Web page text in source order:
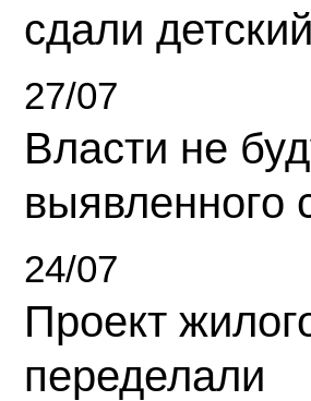
сдали
27/07
Власти не
выявленного
24/07
Проект
переделали